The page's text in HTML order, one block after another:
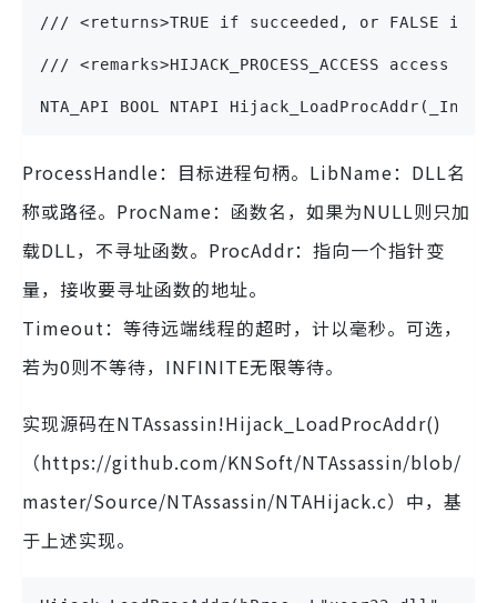
/// <returns>TRUE if succeeded, or FALSE if
/// <remarks>HIJACK_PROCESS_ACCESS access
NTA_API BOOL NTAPI Hijack_LoadProcAddr(_In_
ProcessHandle：目标进程句柄。LibName：DLL名
称或路径。ProcName：函数名，如果为NULL则只加
载DLL，不寻址函数。ProcAddr：指向一个指针变
量，接收要寻址函数的地址。
Timeout：等待远端线程的超时，计以毫秒。可选，
若为0则不等待，INFINITE无限等待。
实现源码在NTAssassin!Hijack_LoadProcAddr()
（https://github.com/KNSoft/NTAssassin/blob/
master/Source/NTAssassin/NTAHijack.c）中，基
于上述实现。